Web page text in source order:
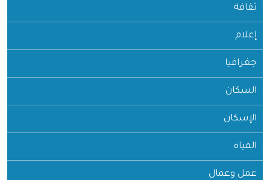
ثقافة
إعلام
جغرافيا
السكان
الإسكان
المياه
عمل وعمال